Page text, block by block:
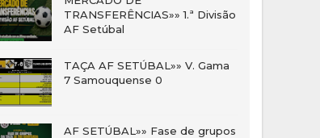
TRANSFERÊNCIAS»» 1.ª Divisão
AF Setúbal
TAÇA AF SETÚBAL»» V. Gama
7 Samouquense 0
AF SETÚBAL»» Fase de grupos